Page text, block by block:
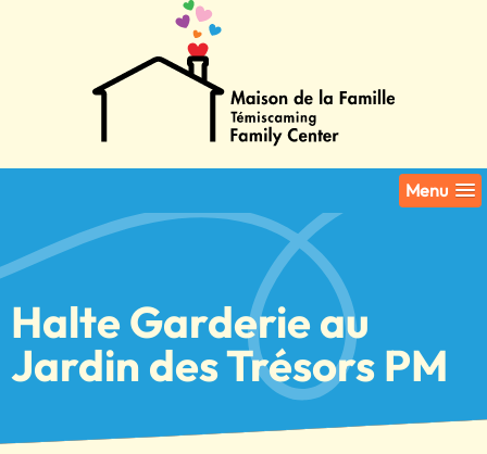
Menu
Halte Garderie au
Jardin des Trésors PM